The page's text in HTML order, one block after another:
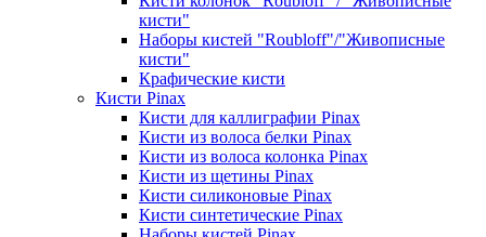
кисти"
Наборы кистей "Roubloff"/"Живописные
кисти"
Крафические кисти
Кисти Pinax
Кисти для каллиграфии Pinax
Кисти из волоса белки Pinax
Кисти из волоса колонка Pinax
Кисти из щетины Pinax
Кисти силиконовые Pinax
Кисти синтетические Pinax